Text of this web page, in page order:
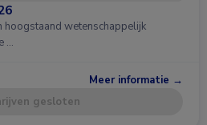
hoogstaand wetenschappelijk
…
Meer informatie →
gesloten